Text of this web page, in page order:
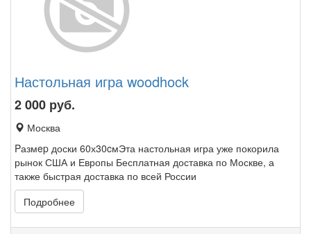
Настольная игра woodhock
2 000 руб.
Москва
Pазмep доски 60х30cмЭта настольная игра уже покорила
рынок США и Европы Бесплатная доставка по Москве, а
также быстрая доставка по всей России
Подробнее